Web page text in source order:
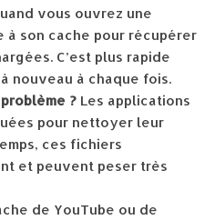
vous ouvrez une
son cache pour récupérer
C’est plus rapide
nouveau à chaque fois.
? Les applications
pour nettoyer leur
ces fichiers
et peuvent peser très
de YouTube ou de